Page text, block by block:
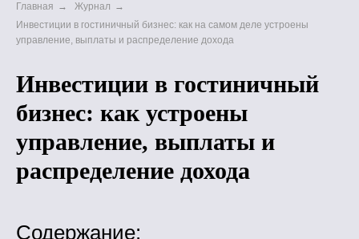
Главная → Журнал →
Инвестиции в гостиничный бизнес: как на самом деле устроены
управление, выплаты и распределение дохода
Инвестиции в гостиничный
бизнес: как устроены
управление, выплаты и
распределение дохода
Содержание: